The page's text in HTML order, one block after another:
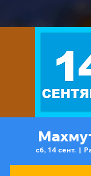
сб, 14 сент.
  |